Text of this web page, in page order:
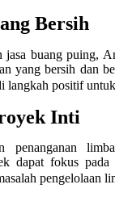
Bersih
jasa buang puing,
yang bersih dan
langkah positif
Inti
penanganan
dapat fokus pada
pengelolaan